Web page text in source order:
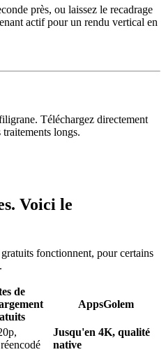
près, ou laissez le recadrage
actif pour un rendu vertical en
Téléchargez directement
longs.
Voici le
fonctionnent, pour certains
de
AppsGolem
Jusqu'en 4K, qualité
native